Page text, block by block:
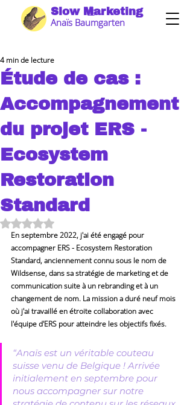
Slow Marketing
Anaïs Baumgarten
Étude de cas :
Accompagnement
du projet ERS -
Ecosystem
Restoration
Standard
4 min de lecture
Noté NaN étoiles sur 5.
En septembre 2022, j'ai été engagé pour
accompagner ERS - Ecosystem Restoration
Standard, anciennement connu sous le nom de
Wildsense, dans sa stratégie de marketing et de
communication suite à un rebranding et à un
changement de nom. La mission a duré neuf mois
où j'ai travaillé en étroite collaboration avec
l'équipe d'ERS pour atteindre les objectifs fixés.
“Anaïs est un véritable couteau
suisse venu de Belgique ! Arrivée
initialement en septembre pour
nous accompagner sur notre